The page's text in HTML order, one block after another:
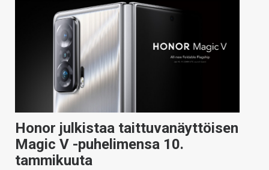
Honor julkistaa taittuvanäyttöisen
Magic V -puhelimensa 10.
tammikuuta